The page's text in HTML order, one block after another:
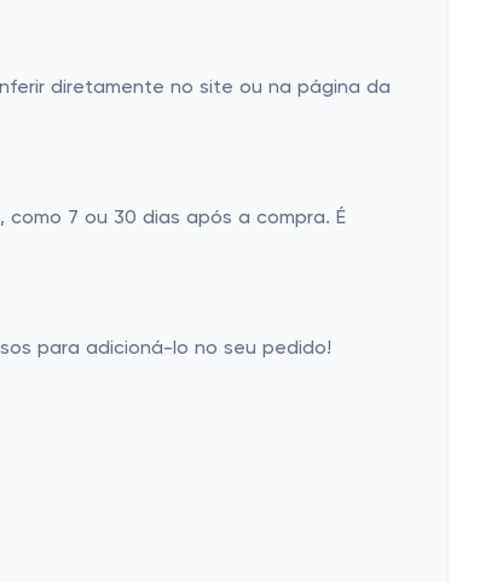
diretamente no site ou na página da
7 ou 30 dias após a compra. É
para adicioná-lo no seu pedido!